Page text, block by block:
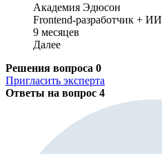
Академия Эдюсон
Frontend-разработчик + ИИ
9 месяцев
Далее
Решения вопроса 0
Пригласить эксперта
Ответы на вопрос 4